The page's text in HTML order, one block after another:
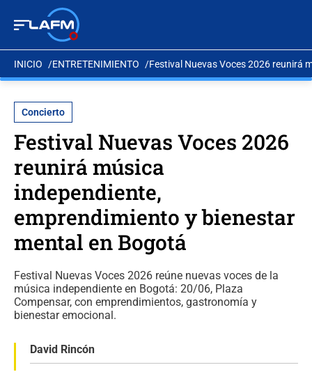
INICIO ENTRETENIMIENTO Festival Nuevas Voces 2026 reunirá
Concierto
Festival Nuevas Voces 2026
reunirá música
independiente,
emprendimiento y bienestar
mental en Bogotá
Festival Nuevas Voces 2026 reúne nuevas voces de la
música independiente en Bogotá: 20/06, Plaza
Compensar, con emprendimientos, gastronomía y
bienestar emocional.
David Rincón